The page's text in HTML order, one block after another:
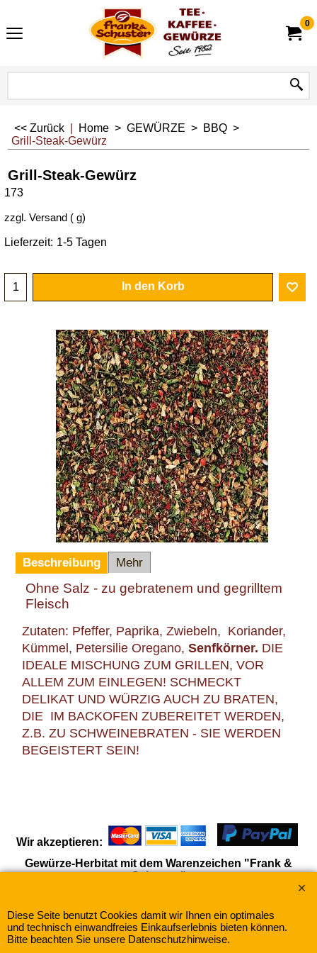
0
<< Zurück Home > GEWÜRZE > BBQ >
Grill-Steak-Gewürz
Grill-Steak-Gewürz
173
zzgl. Versand g
Lieferzeit: 1-5 Tagen
In den Korb
Beschreibung Mehr
Ohne Salz - zu gebratenem und gegrilltem
Fleisch
Zutaten: Pfeffer, Paprika, Zwiebeln, Koriander,
Kümmel, Petersilie Oregano, Senfkörner. DIE
IDEALE MISCHUNG ZUM GRILLEN, VOR
ALLEM ZUM EINLEGEN! SCHMECKT
DELIKAT UND WÜRZIG AUCH ZU BRATEN,
DIE IM BACKOFEN ZUBEREITET WERDEN,
Z.B. ZU SCHWEINEBRATEN - SIE WERDEN
BEGEISTERT SEIN!
Wir akzeptieren:
Gewürze-Herbitat mit dem Warenzeichen "Frank &
Schuster"
WebShop erstellt mit
ShopFactory Shop
Software.
Diese Seite benutzt Cookies damit wir Ihnen ein optimales
und technisch einwandfreies Einkaufserlebnis bieten können.
Bitte beachten Sie unsere Datenschutzhinweise.